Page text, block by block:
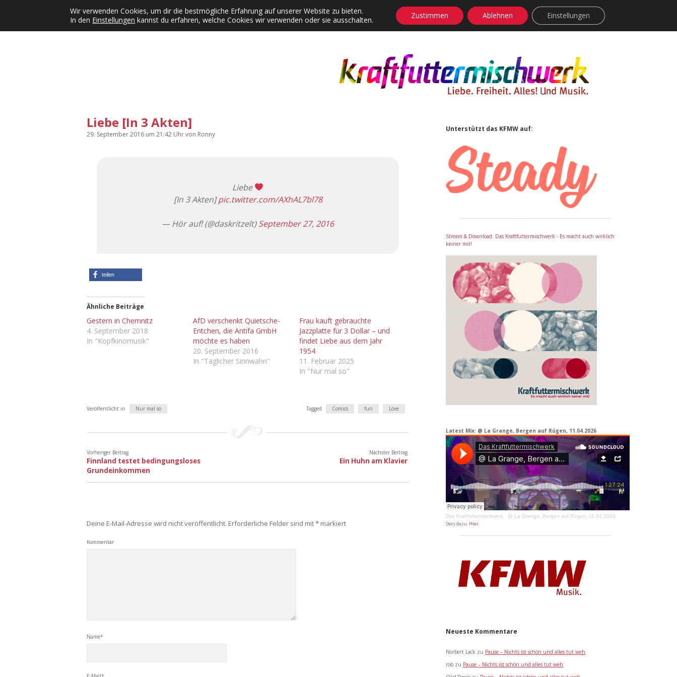
Kategorien Dropdown-Menü öffnen
KFMW-Disco Dates Instagrams Contact Adventskalender Dropdown-Menü öffnen facebook
instagram
rss soundcloud
vimeoBluesky
Liebe [In 3 Akten]
29. September 2016 um 21:42 Uhrvon Ronny
Liebe
[In 3 Akten]pic.twitter.com/AXhAL7bl78
— Hör auf! (@daskritzelt)September 27, 2016
teilen
Ähnliche Beiträge
Gestern in Chemnitz
4. September 2018
In "Kopfkinomusik"
AfD verschenkt Quietsche-
Entchen, die Antifa GmbH
möchte es haben
20. September 2016
In "Täglicher Sinnwahn"
Frau kauft gebrauchte
Jazzplatte für 3 Dollar – und
findet Liebe aus dem Jahr
1954
11. Februar 2025
In "Nur mal so"
Veröffentlicht in Nur mal so Tagged Comics fun Löve
Vorheriger Beitrag
Finnland testet bedingungsloses
Grundeinkommen
Nächster Beitrag
Ein Huhn am Klavier
Deine E-Mail-Adresse wird nicht veröffentlicht. Erforderliche Felder sind mit* markiert
Kommentar
Name*
Sidebar
Unterstützt das KFMW auf:
Stream & Download: Das Kraftfuttermischwerk - Es macht auch wirklich
keiner mit!
Latest Mix: @ La Grange, Bergen auf Rügen, 11.04.2026
Das Kraftfuttermischwerk · @ La Grange, Bergen auf Rügen, 11.04.2026
Story dazu: Hier
Neueste Kommentare
Norbert Lack zu Pause – Nichts ist schön und alles tut weh
rob zu Pause – Nichts ist schön und alles tut weh
Wir verwenden Cookies, um dir die bestmögliche Erfahrung auf unserer Website zu bieten.
In den Einstellungen kannst du erfahren, welche Cookies wir verwenden oder sie ausschalten. Zustimmen Ablehnen Einstellungen